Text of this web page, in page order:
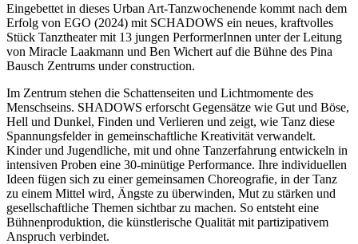
Eingebettet in dieses Urban Art-Tanzwochenende kommt nach dem
Erfolg von EGO (2024) mit SCHADOWS ein neues, kraftvolles
Stück Tanztheater mit 13 jungen PerformerInnen unter der Leitung
von Miracle Laakmann und Ben Wichert auf die Bühne des Pina
Bausch Zentrums under construction.
Im Zentrum stehen die Schattenseiten und Lichtmomente des
Menschseins. SHADOWS erforscht Gegensätze wie Gut und Böse,
Hell und Dunkel, Finden und Verlieren und zeigt, wie Tanz diese
Spannungsfelder in gemeinschaftliche Kreativität verwandelt.
Kinder und Jugendliche, mit und ohne Tanzerfahrung entwickeln in
intensiven Proben eine 30-minütige Performance. Ihre individuellen
Ideen fügen sich zu einer gemeinsamen Choreografie, in der Tanz
zu einem Mittel wird, Ängste zu überwinden, Mut zu stärken und
gesellschaftliche Themen sichtbar zu machen. So entsteht eine
Bühnenproduktion, die künstlerische Qualität mit partizipativem
Anspruch verbindet.